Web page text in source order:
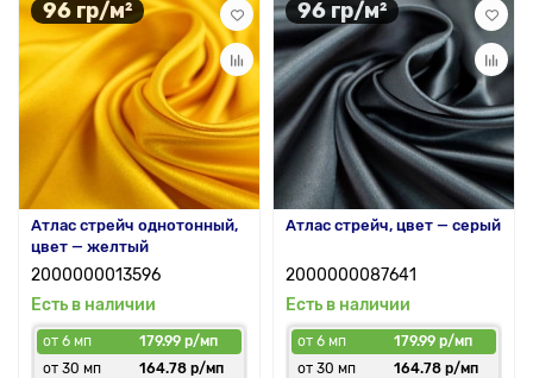
96 гр/м²
Атлас стрейч однотонный,
цвет — желтый
2000000013596
Есть в наличии
от 6 мп
179.99 р/мп
от 30 мп
164.78 р/мп
96 гр/м²
Атлас стрейч, цвет — серый
2000000087641
Есть в наличии
от 6 мп
179.99 р/мп
от 30 мп
164.78 р/мп